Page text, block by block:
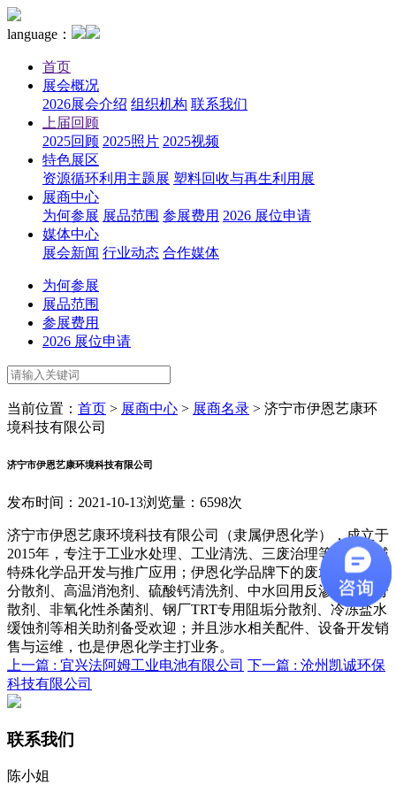
language：
首页
展会概况
2026展会介绍 组织机构 联系我们
上届回顾
2025回顾 2025照片 2025视频
特色展区
资源循环利用主题展 塑料回收与再生利用展
展商中心
为何参展 展品范围 参展费用 2026 展位申请
媒体中心
展会新闻 行业动态 合作媒体
为何参展
展品范围
参展费用
2026 展位申请
当前位置： 首页 > 展商中心 > 展商名录 > 济宁市伊恩艺康环
境科技有限公司
济宁市伊恩艺康环境科技有限公司
发布时间：2021-10-13浏览量：6598次
济宁市伊恩艺康环境科技有限公司（隶属伊恩化学），成立于
2015年，专注于工业水处理、工业清洗、三废治理等相关领域
特殊化学品开发与推广应用；伊恩化学品牌下的废水蒸发阻垢
分散剂、高温消泡剂、硫酸钙清洗剂、中水回用反渗透阻垢分
散剂、非氧化性杀菌剂、钢厂TRT专用阻垢分散剂、冷冻盐水
缓蚀剂等相关助剂备受欢迎；并且涉水相关配件、设备开发销
售与运维，也是伊恩化学主打业务。
上一篇 : 宜兴法阿姆工业电池有限公司 下一篇 : 沧州凯诚环保
科技有限公司
联系我们
陈小姐